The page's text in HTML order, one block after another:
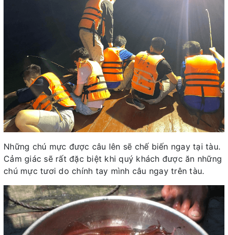
Những chú mực được câu lên sẽ chế biến ngay tại tàu.
Cảm giác sẽ rất đặc biệt khi quý khách được ăn những
chú mực tươi do chính tay mình câu ngay trên tàu.